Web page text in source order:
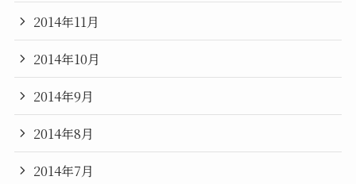
2014年11月
2014年10月
2014年9月
2014年8月
2014年7月